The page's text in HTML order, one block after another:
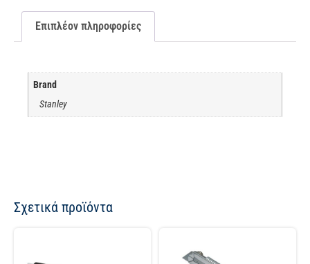
Επιπλέον πληροφορίες
Brand
Stanley
Σχετικά προϊόντα